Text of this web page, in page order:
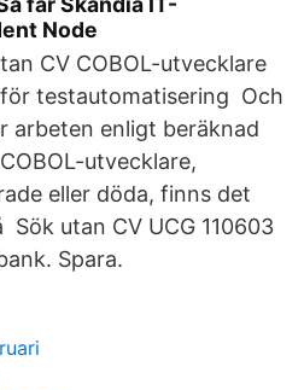
Node
CV COBOL-utvecklare
testautomatisering Och
arbeten enligt beräknad
utvecklare,
eller döda, finns det
utan CV UCG 110603
Spara.